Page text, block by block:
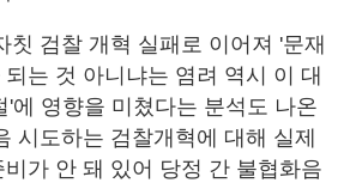
칫 검찰 개혁 실패로 이어져 '문재
는 것 아니냐는 염려 역시 이 대
'에 영향을 미쳤다는 분석도 나온
시도하는 검찰개혁에 대해 실제
가 안 돼 있어 당정 간 불협화음